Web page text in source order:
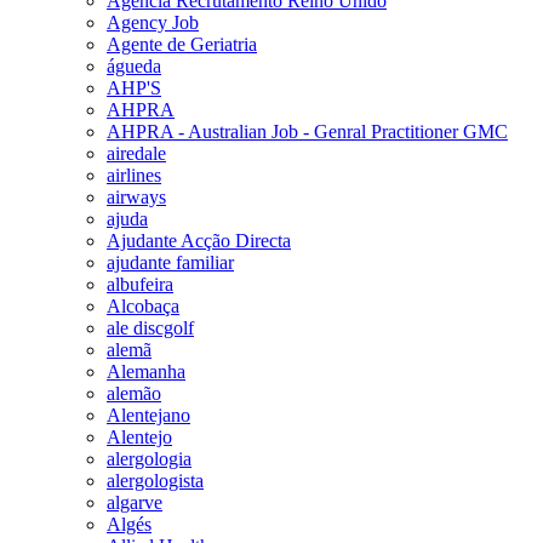
Agency Job
Agente de Geriatria
águeda
AHP'S
AHPRA
AHPRA - Australian Job - Genral Practitioner GMC
airedale
airlines
airways
ajuda
Ajudante Acção Directa
ajudante familiar
albufeira
Alcobaça
ale discgolf
alemã
Alemanha
alemão
Alentejano
Alentejo
alergologia
alergologista
algarve
Algés